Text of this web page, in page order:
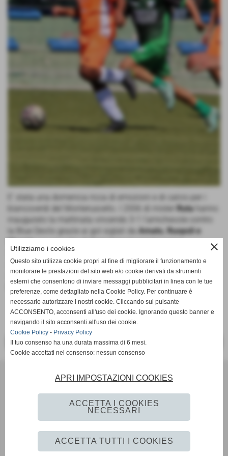
Ruta
inaugurato la mattinata vincendo 3-1 l'amichevole contro
la Blue Devils grazie ai gol siglati da
Amato, Ruopoli e
l'amichevole, ma nonostante la sconfitta, i 2007 hanno
comunque giocato una buona gara contro i pari età. Gli
ultimi a scendere in campo sono stati i 2005 di mister
Pedalino
che con la rete di Racca hanno vinto la gara.
<< PRECEDENTE
Via Amedeo Modigliani 18 - Pozzuoli (Napoli)
P.I. 07784580636 C.F 96012290639
Tel. 081 524 57 48 Fax 081 524 57 48 mail
segreteria@monteruscellocalcio.com
Realizzazione siti web www.sitoper.it
close
Utilizziamo i cookies
Questo sito utilizza cookie propri al fine di migliorare il funzionamento e
monitorare le prestazioni del sito web e/o cookie derivati da strumenti
esterni che consentono di inviare messaggi pubblicitari in linea con le tue
preferenze, come dettagliato nella Cookie Policy. Per continuare è
necessario autorizzare i nostri cookie. Cliccando sul pulsante
ACCONSENTO, acconsenti all'uso dei cookie. Ignorando questo banner e
navigando il sito acconsenti all'uso dei cookie.
Cookie Policy - Privacy Policy
Il tuo consenso ha una durata massima di 6 mesi.
Cookie accettati nel consenso: nessun consenso
APRI IMPOSTAZIONI COOKIES
ACCETTA I COOKIES
NECESSARI
ACCETTA TUTTI I COOKIES